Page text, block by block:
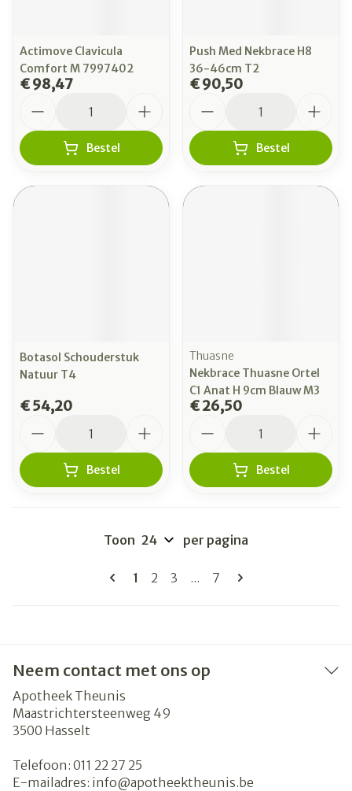
Actimove Clavicula
Comfort M 7997402
€ 98,47
Bestel
Push Med Nekbrace H8
36-46cm T2
€ 90,50
Bestel
Botasol Schouderstuk
Natuur T4
€ 54,20
Bestel
Thuasne
Nekbrace Thuasne Ortel
C1 Anat H 9cm Blauw M3
€ 26,50
Bestel
Pagina's
U lees momenteel pagina
1 Pagina
2 Pagina
3 ... Pagina
7
Toon per pagina
Neem contact met ons op
Apotheek Theunis
Maastrichtersteenweg 49
3500 Hasselt
Telefoon: 011 22 27 25
E-mailadres: info@apotheektheunis.be